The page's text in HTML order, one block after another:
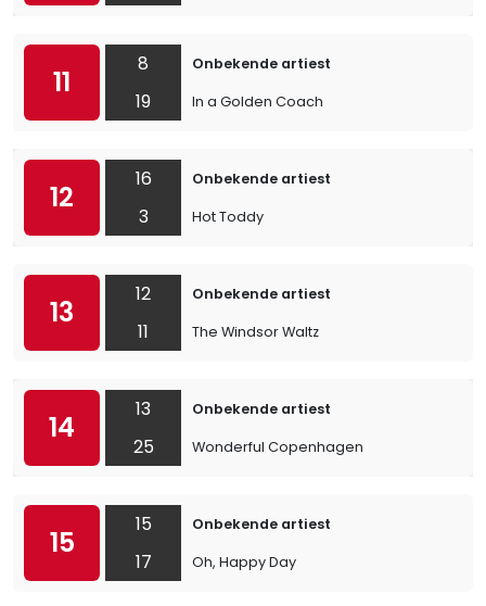
11
8
19
Onbekende artiest
In a Golden Coach
12
16
3
Onbekende artiest
Hot Toddy
13
12
11
Onbekende artiest
The Windsor Waltz
14
13
25
Onbekende artiest
Wonderful Copenhagen
15
15
17
Onbekende artiest
Oh, Happy Day